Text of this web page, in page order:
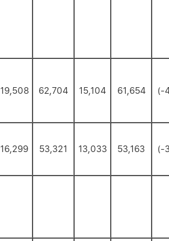
19,508 62,704 15,104 61,654 (-
16,299 53,321 13,033 53,163 (-